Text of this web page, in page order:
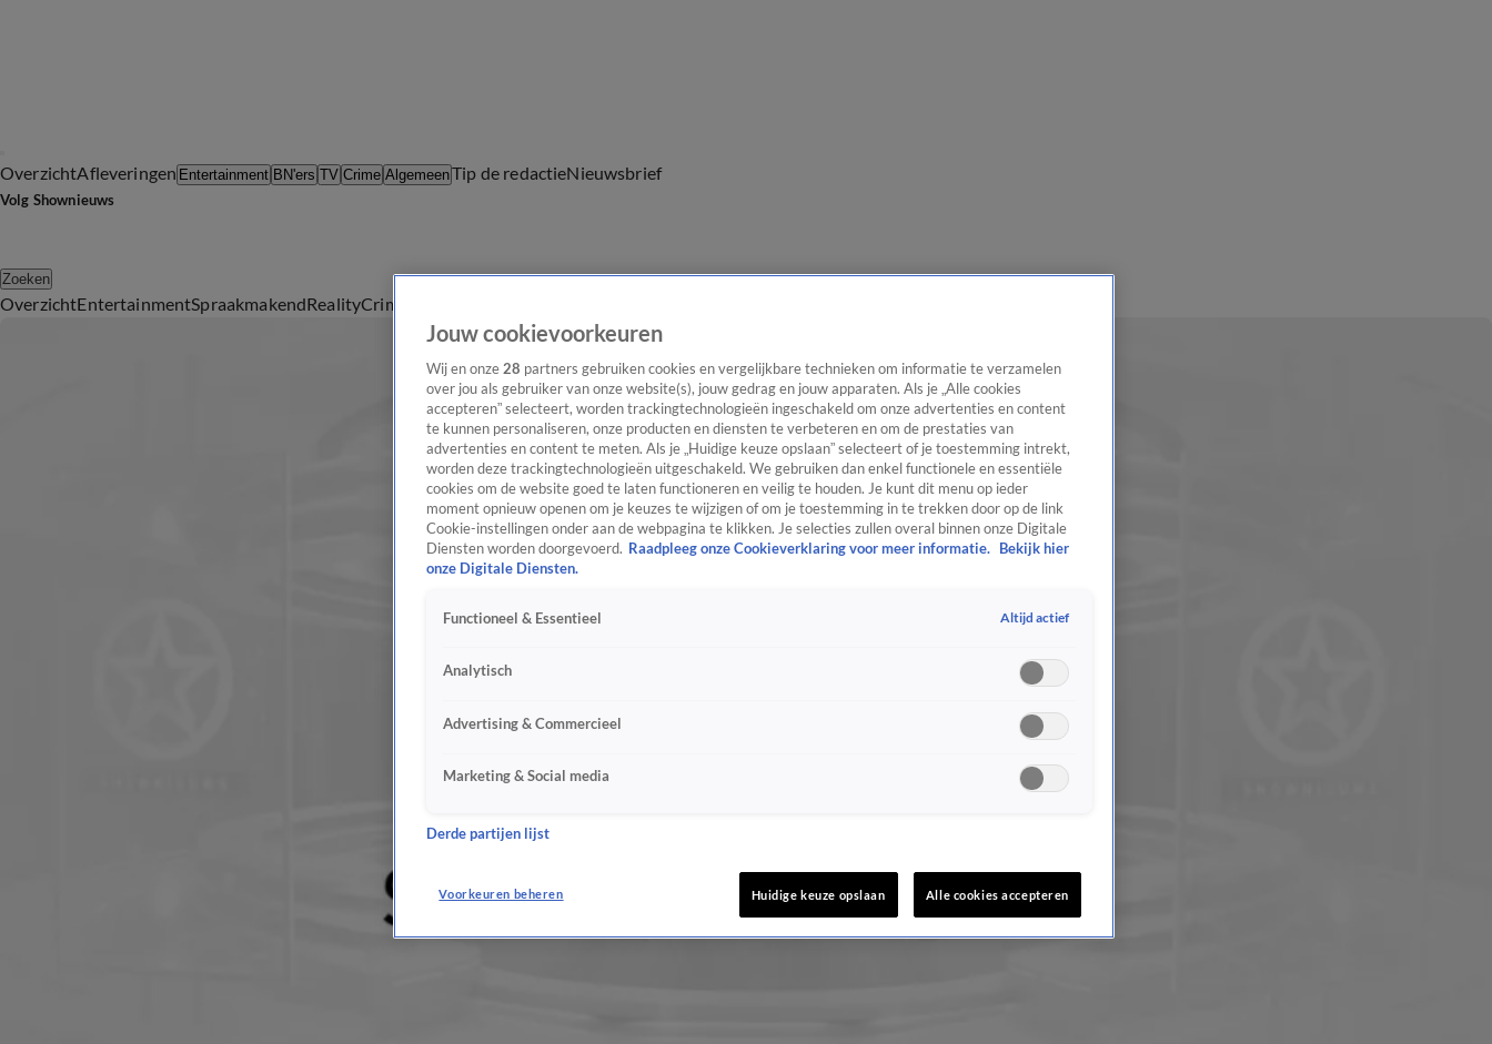
OverzichtAfleveringen Entertainment BN'ers TV Crime AlgemeenTip de redactieNieuwsbrief
Volg Shownieuws
Zoeken
OverzichtEntertainmentSpraakmakendRealityCrime
Jouw cookievoorkeuren
Wij en onze 28 partners gebruiken cookies en vergelijkbare technieken om informatie te verzamelen
over jou als gebruiker van onze website(s), jouw gedrag en jouw apparaten. Als je „Alle cookies
accepteren” selecteert, worden trackingtechnologieën ingeschakeld om onze advertenties en content
te kunnen personaliseren, onze producten en diensten te verbeteren en om de prestaties van
advertenties en content te meten. Als je „Huidige keuze opslaan” selecteert of je toestemming intrekt,
worden deze trackingtechnologieën uitgeschakeld. We gebruiken dan enkel functionele en essentiële
cookies om de website goed te laten functioneren en veilig te houden. Je kunt dit menu op ieder
moment opnieuw openen om je keuzes te wijzigen of om je toestemming in te trekken door op de link
Cookie-instellingen onder aan de webpagina te klikken. Je selecties zullen overal binnen onze Digitale
Diensten worden doorgevoerd. Raadpleeg onze Cookieverklaring voor meer informatie. Bekijk hier
onze Digitale Diensten.
Functioneel & Essentieel Altijd actief
Analytisch
Advertising & Commercieel
Marketing & Social media
Derde partijen lijst
Voorkeuren beheren Huidige keuze opslaan Alle cookies accepteren